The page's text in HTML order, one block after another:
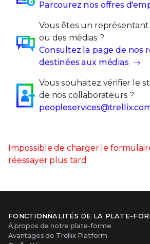
ou des médias ?
Consultez la page de nos
destinées aux médias
de nos collaborateurs ?
peopleservices@trellix.com
réessayer plus tard
À propos de notre plate-forme
Avantages de Trellix Platform
Trellix Wise